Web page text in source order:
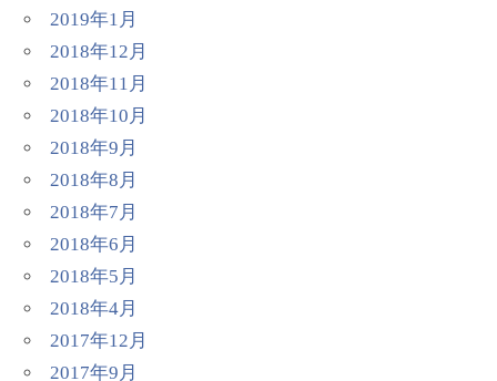
2019年1月
2018年12月
2018年11月
2018年10月
2018年9月
2018年8月
2018年7月
2018年6月
2018年5月
2018年4月
2017年12月
2017年9月